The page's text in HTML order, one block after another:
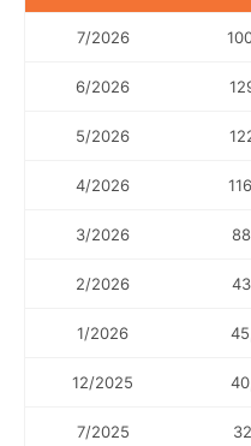
7/2026
6/2026
5/2026
4/2026
3/2026
2/2026
1/2026
12/2025
7/2025